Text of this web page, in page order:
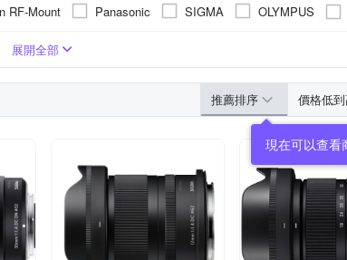
RF-Mount Panasonic SIGMA OLYMPUS
定焦 旅遊鏡
展開全部
推薦排序 價格低
現在可以查看